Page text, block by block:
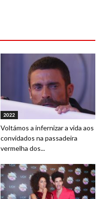
2022
Voltámos a infernizar a vida aos
convidados na passadeira
vermelha dos...